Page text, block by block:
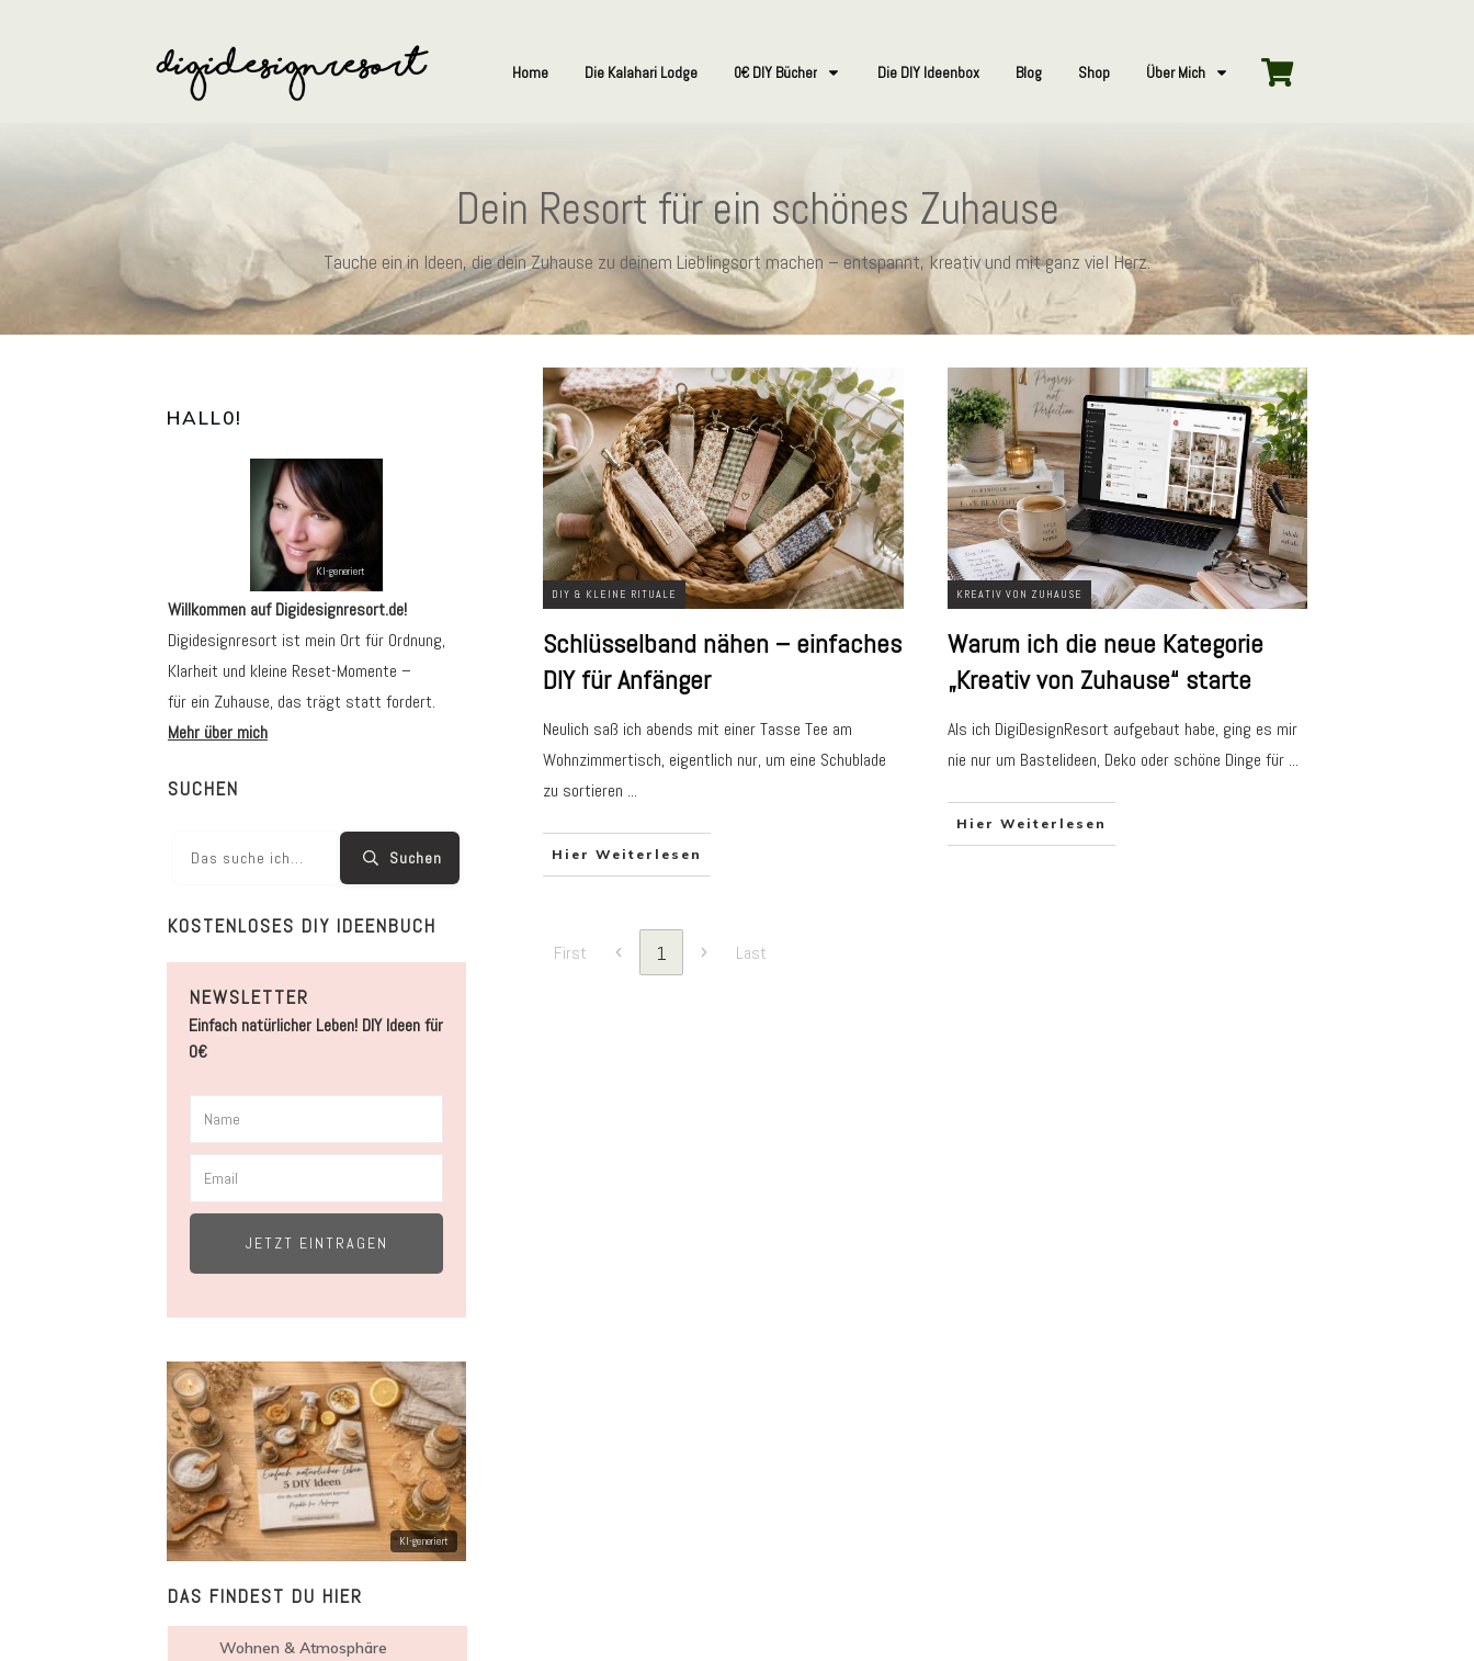
Home Die Kalahari Lodge 0€ DIY Bücher Die DIY Ideenbox Blog Shop Über Mich
Dein Resort für ein schönes Zuhause
Tauche ein in Ideen, die dein Zuhause zu deinem Lieblingsort machen – entspannt, kreativ und mit ganz viel Herz.
DIY & KLEINE RITUALE
Schlüsselband nähen – einfaches
DIY für Anfänger
Neulich saß ich abends mit einer Tasse Tee am
Wohnzimmertisch, eigentlich nur, um eine Schublade
zu sortieren ...
Hier Weiterlesen
KREATIV VON ZUHAUSE
Warum ich die neue Kategorie
„Kreativ von Zuhause“ starte
Als ich DigiDesignResort aufgebaut habe, ging es mir
nie nur um Bastelideen, Deko oder schöne Dinge für ...
Hier Weiterlesen
First 1 Last
HALL0!
Willkommen auf Digidesignresort.de!
Digidesignresort ist mein Ort für Ordnung,
Klarheit und kleine Reset-Momente –
für ein Zuhause, das trägt statt fordert.
Mehr über mich
SUCHEN
Suchen
KOSTENLOSES DIY IDEENBUCH
NEWSLETTER
Einfach natürlicher Leben! DIY Ideen für
0€
JETZT EINTRAGEN
DAS FINDEST DU HIER
Wohnen & Atmosphäre